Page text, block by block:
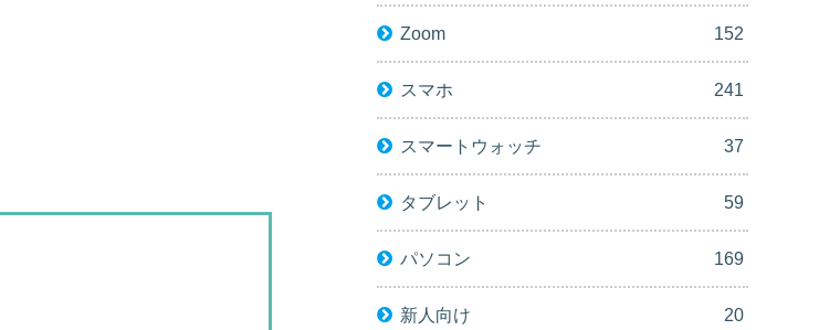
Zoom 152
スマホ 241
スマートウォッチ 37
タブレット 59
パソコン 169
新人向け 20